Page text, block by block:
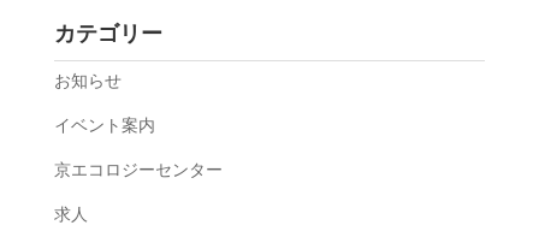
カテゴリー
お知らせ
イベント案内
京エコロジーセンター
求人